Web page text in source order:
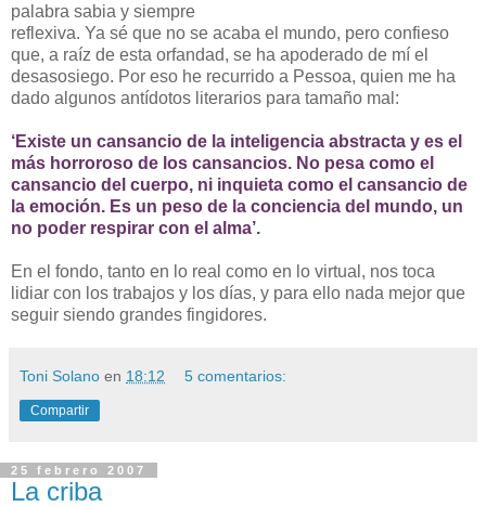
palabra sabia y siempre
reflexiva. Ya sé que no se acaba el mundo, pero confieso
que, a raíz de esta orfandad, se ha apoderado de mí el
desasosiego. Por eso he recurrido a Pessoa, quien me ha
dado algunos antídotos literarios para tamaño mal:
‘Existe un cansancio de la inteligencia abstracta y es el
más horroroso de los cansancios. No pesa como el
cansancio del cuerpo, ni inquieta como el cansancio de
la emoción. Es un peso de la conciencia del mundo, un
no poder respirar con el alma’.
En el fondo, tanto en lo real como en lo virtual, nos toca
lidiar con los trabajos y los días, y para ello nada mejor que
seguir siendo grandes fingidores.
Toni Solano en 18:12 5 comentarios:
Compartir
25 febrero 2007
La criba